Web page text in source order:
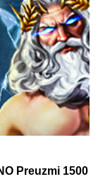
Preuzmi 1500